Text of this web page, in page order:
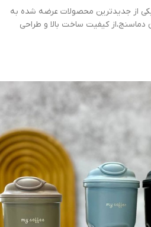
از جدیدترین محصولات عرضه شده به
دماسنج،از کیفیت ساخت بالا و طراحی